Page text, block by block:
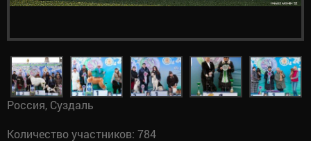
Россия, Суздаль
Количество участников: 784